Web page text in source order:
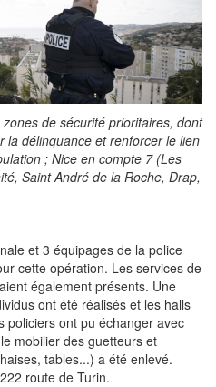
de sécurité prioritaires, dont
la délinquance et renforcer le lien
; Nice en compte 7 (Les
Saint André de la Roche, Drap,
et 3 équipages de la police
cette opération. Les services de
également présents. Une
ont été réalisés et les halls
policiers ont pu échanger avec
mobilier des guetteurs et
tables...) a été enlevé.
route de Turin.